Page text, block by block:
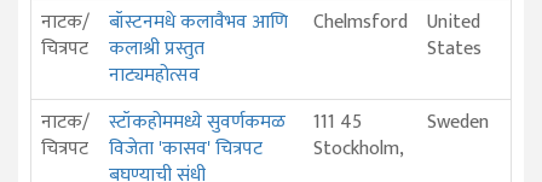
नाटक/
चित्रपट
बॉस्टनमधे कलावैभव आणि
कलाश्री प्रस्तुत
नाट्यमहोत्सव
Chelmsford
United
States
नाटक/
चित्रपट
स्टॉकहोममध्ये सुवर्णकमळ
विजेता 'कासव' चित्रपट
बघण्याची संधी
111 45
Stockholm,
Sweden